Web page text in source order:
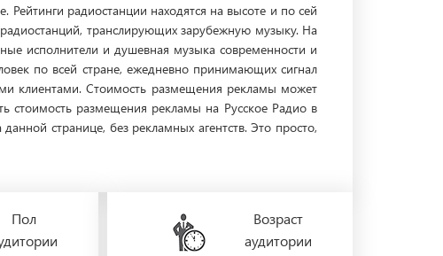
радиостанции находятся на высоте и по сей
транслирующих зарубежную музыку. На
исполнители и душевная музыка современности и
по всей стране, ежедневно принимающих сигнал
клиентами. Стоимость размещения рекламы может
стоимость размещения рекламы на Русское Радио в
странице, без рекламных агентств. Это просто,
Пол
Возраст
аудитории